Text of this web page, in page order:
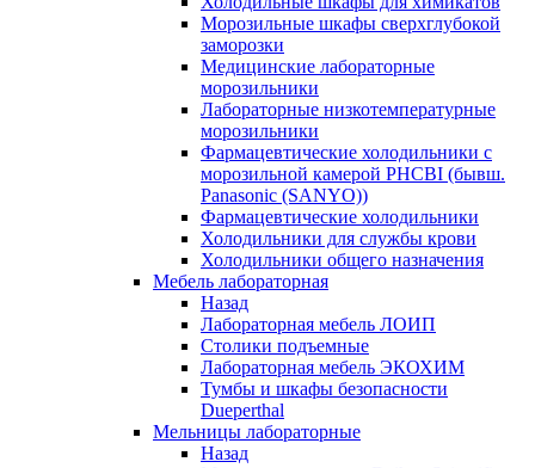
Морозильные шкафы сверхглубокой
заморозки
Медицинские лабораторные
морозильники
Лабораторные низкотемпературные
морозильники
Фармацевтические холодильники с
морозильной камерой PHCBI (бывш.
Panasonic (SANYO))
Фармацевтические холодильники
Холодильники для службы крови
Холодильники общего назначения
Мебель лабораторная
Назад
Лабораторная мебель ЛОИП
Столики подъемные
Лабораторная мебель ЭКОХИМ
Тумбы и шкафы безопасности
Dueperthal
Мельницы лабораторные
Назад